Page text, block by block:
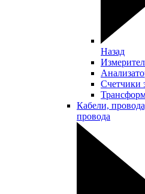
Назад
Счетчики
Кабели,
провода